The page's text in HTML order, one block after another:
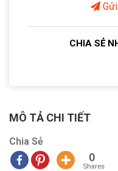
CHIA SẺ
MÔ TẢ CHI TIẾT
Chia Sẻ
0
Shares